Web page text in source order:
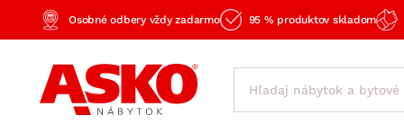
Osobné odbery vždy zadarmo 95 % produktov skladom